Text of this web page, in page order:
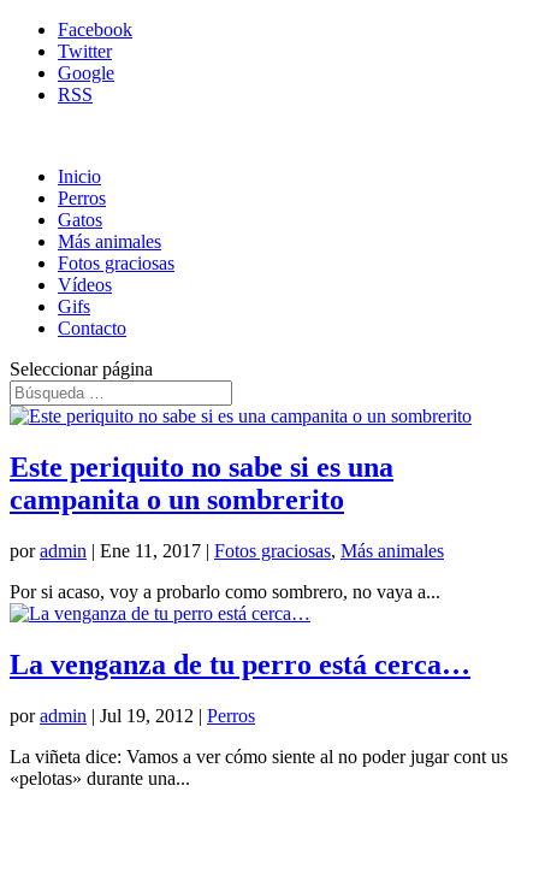
Facebook
Twitter
Google
RSS
Inicio
Perros
Gatos
Más animales
Fotos graciosas
Vídeos
Gifs
Contacto
Seleccionar página
Este periquito no sabe si es una
campanita o un sombrerito
poradmin | Ene 11, 2017 | Fotos graciosas, Más animales
Por si acaso, voy a probarlo como sombrero, no vaya a...
La venganza de tu perro está cerca…
poradmin | Jul 19, 2012 | Perros
La viñeta dice: Vamos a ver cómo siente al no poder jugar cont us
«pelotas» durante una...